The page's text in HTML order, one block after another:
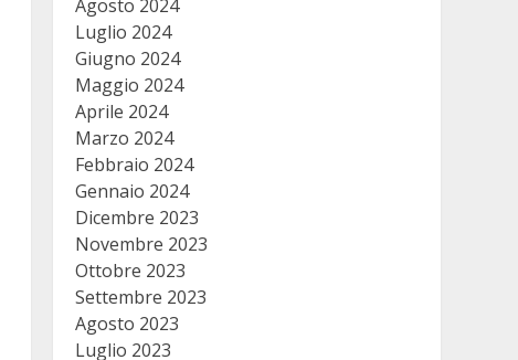
Agosto 2024
Luglio 2024
Giugno 2024
Maggio 2024
Aprile 2024
Marzo 2024
Febbraio 2024
Gennaio 2024
Dicembre 2023
Novembre 2023
Ottobre 2023
Settembre 2023
Agosto 2023
Luglio 2023